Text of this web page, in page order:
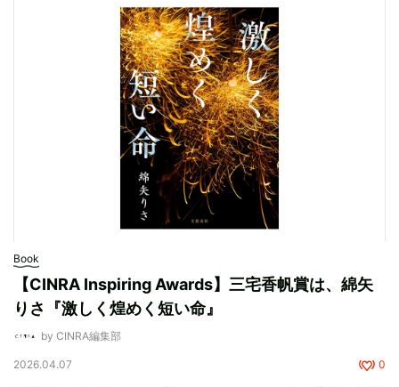
Book
【CINRA Inspiring Awards】三宅香帆賞は、綿矢
りさ『激しく煌めく短い命』
by CINRA編集部
2026.04.07 0